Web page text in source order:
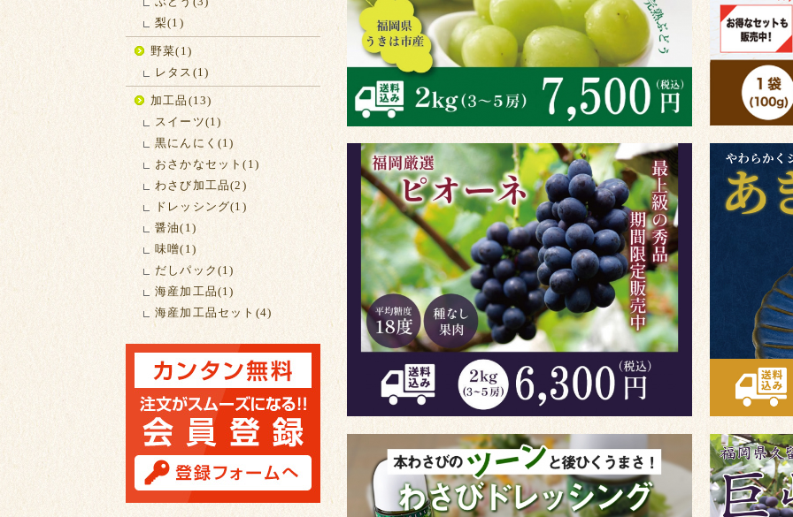
梨(1)
野菜(1)
レタス(1)
加工品(13)
スイーツ(1)
黒にんにく(1)
おさかなセット(1)
わさび加工品(2)
ドレッシング(1)
醤油(1)
味噌(1)
だしパック(1)
海産加工品(1)
海産加工品セット(4)